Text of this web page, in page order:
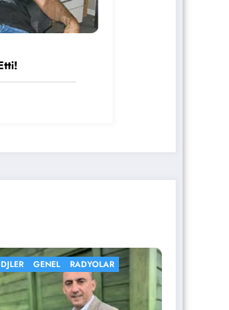
GENEL
RADYO HABER
RADYOLAR